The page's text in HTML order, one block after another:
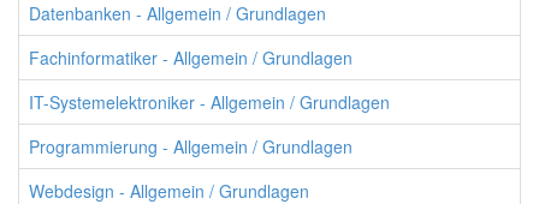
Datenbanken - Allgemein / Grundlagen
Fachinformatiker - Allgemein / Grundlagen
IT-Systemelektroniker - Allgemein / Grundlagen
Programmierung - Allgemein / Grundlagen
Webdesign - Allgemein / Grundlagen